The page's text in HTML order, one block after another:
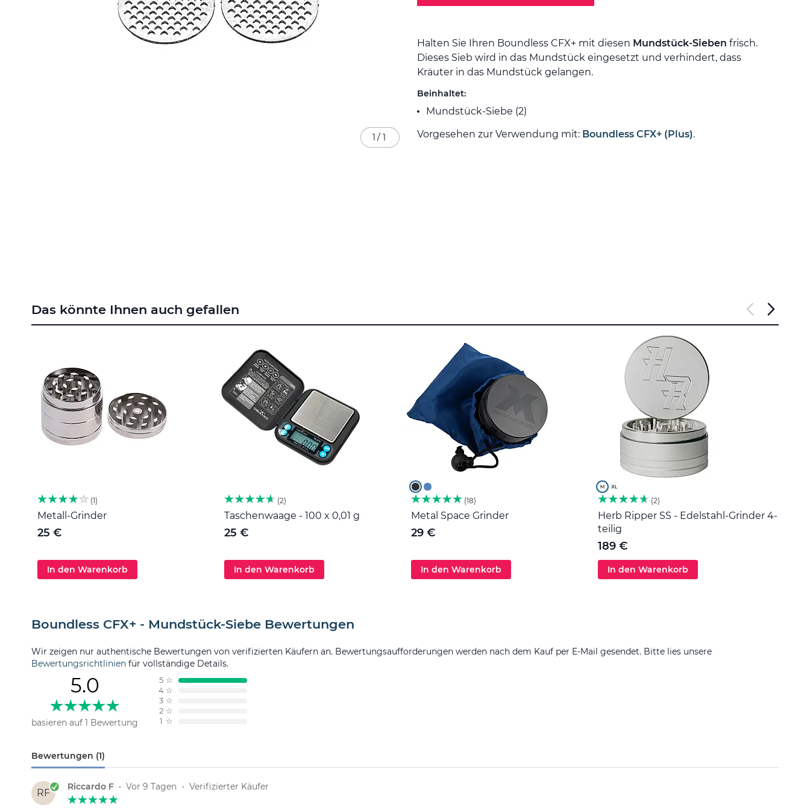
Halten Sie Ihren Boundless CFX+ mit diesen Mundstück-Sieben frisch.
Dieses Sieb wird in das Mundstück eingesetzt und verhindert, dass
Kräuter in das Mundstück gelangen.
Beinhaltet:
Mundstück-Siebe (2)
Vorgesehen zur Verwendung mit: Boundless CFX+ (Plus).
1 / 1
der
Bildgalerie
Das könnte Ihnen auch gefallen
1
Metall-Grinder
25 €
In den Warenkorb
2
Taschenwaage - 100 x 0,01 g
25 €
In den Warenkorb
18
Metal Space Grinder
29 €
In den Warenkorb
2
Herb Ripper SS - Edelstahl-Grinder 4-
teilig
189 €
In den Warenkorb
Boundless CFX+ - Mundstück-Siebe Bewertungen
Wir zeigen nur authentische Bewertungen von verifizierten Käufern an. Bewertungsaufforderungen werden nach dem Kauf per E-Mail gesendet. Bitte lies unsere
Bewertungsrichtlinien für vollständige Details.
5.0
basieren auf 1 Bewertung
5 ☆
4 ☆
3 ☆
2 ☆
1 ☆
Bewertungen (1)
RF
Riccardo F • Vor 9 Tagen • Verifizierter Käufer